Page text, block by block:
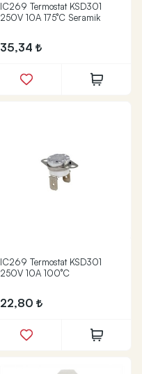
IC269 Termostat KSD301
250V 10A 175°C Seramik
35,34
IC269 Termostat KSD301
250V 10A 100°C
22,80